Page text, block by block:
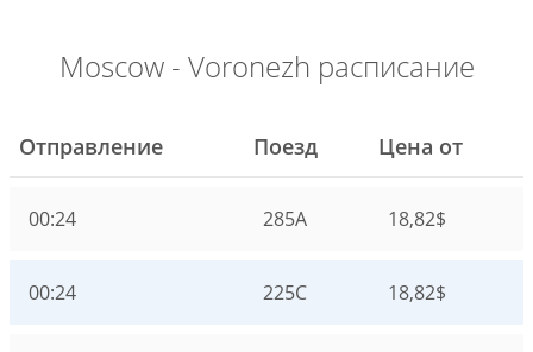
Moscow - Voronezh расписание
Отправление Поезд Цена от
00:24 285А 18,82$
00:24 225С 18,82$